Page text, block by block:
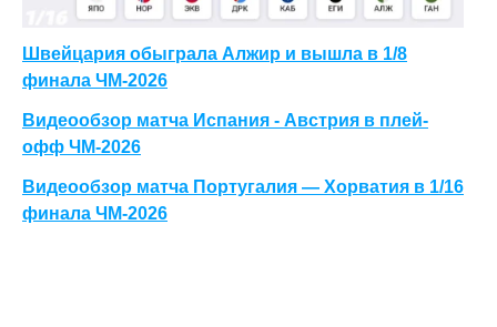
Швейцария обыграла Алжир и вышла в 1/8
финала ЧМ-2026
Видеообзор матча Испания - Австрия в плей-
офф ЧМ-2026
Видеообзор матча Португалия — Хорватия в 1/16
финала ЧМ-2026